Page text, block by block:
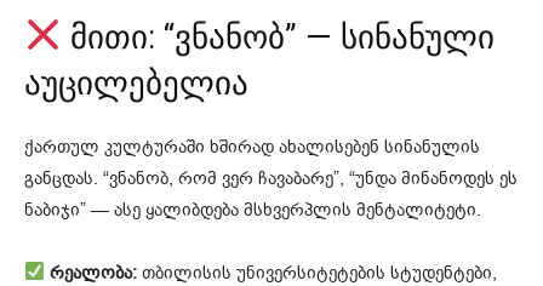
მითი: “ვნანობ” — სინანული
აუცილებელია
ქართულ კულტურაში ხშირად ახალისებენ სინანულის
განცდას. “ვნანობ, რომ ვერ ჩავაბარე”, “უნდა მინანოდეს ეს
ნაბიჯი” — ასე ყალიბდება მსხვერპლის მენტალიტეტი.
რეალობა: თბილისის უნივერსიტეტების სტუდენტები,